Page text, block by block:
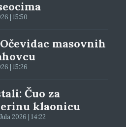
| 15:50
masovnih
| 15:26
Čuo za
klaonicu
2026 | 14:22